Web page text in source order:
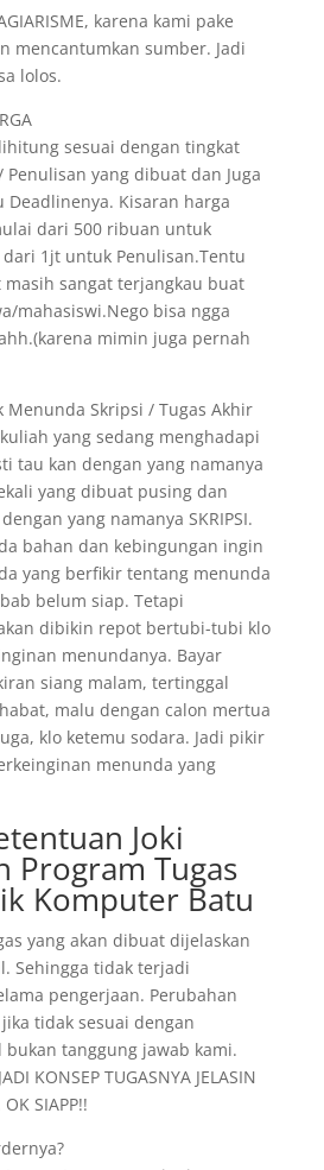
karena kami pake
mencantumkan sumber. Jadi
lolos.
sesuai dengan tingkat
yang dibuat dan Juga
Kisaran harga
dari 500 ribuan untuk
1jt untuk Penulisan.Tentu
sangat terjangkau buat
mahasiswi.Nego bisa ngga
mimin juga pernah
Menunda Skripsi / Tugas Akhir
yang sedang menghadapi
tau kan dengan yang namanya
yang dibuat pusing dan
yang namanya SKRIPSI.
bahan dan kebingungan ingin
yang berfikir tentang menunda
belum siap. Tetapi
dibikin repot bertubi-tubi klo
menundanya. Bayar
siang malam, tertinggal
malu dengan calon mertua
klo ketemu sodara. Jadi pikir
menunda yang
Joki
Program Tugas
Komputer Batu
yang akan dibuat dijelaskan
Sehingga tidak terjadi
pengerjaan. Perubahan
tidak sesuai dengan
bukan tanggung jawab kami.
KONSEP TUGASNYA JELASIN
OK SIAPP!!